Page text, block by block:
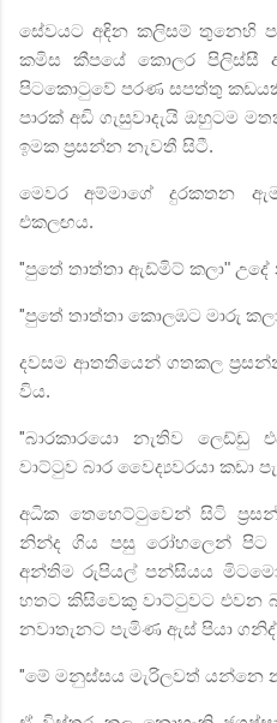
සේවයට අඳින කලිසම් තුනෙහි
කමිස කීපයේ කොලර පිලිස්සී
පිටකොටුවේ පරණ සපත්තු
පාරක් අඩි ගැසුවාදැයි ඔහුටම
ඉමක ප්‍රසන්න නැවතී සිටී.
මෙවර අම්මාගේ දුරකතන
එකලඟය.
"පුතේ තාත්තා ඇඩ්මිට් කලා"
"පුතේ තාත්තා කොලඹට මාරු
දවසම ආතතියෙන් ගතකල
විය.
"බාරකාරයො නැතිව ලෙඩ්ඩු
වාට්ටුව බාර වෛද්‍යවරයා කඩා
අධික තෙහෙට්ටුවෙන් සිටි
නින්ද ගිය පසු රෝහලෙන් පිට
අන්තිම රුපියල් පන්සියය
හතට කිසිවෙකු වාට්ටුවට එවන
නවාතැනට පැමිණ ඇස් පියා
"මේ මනුස්සය මැරිලවත් යන්නෙ